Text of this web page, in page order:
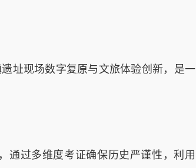
址现场数字复原与文旅体验创新，是一
通过多维度考证确保历史严谨性，利用